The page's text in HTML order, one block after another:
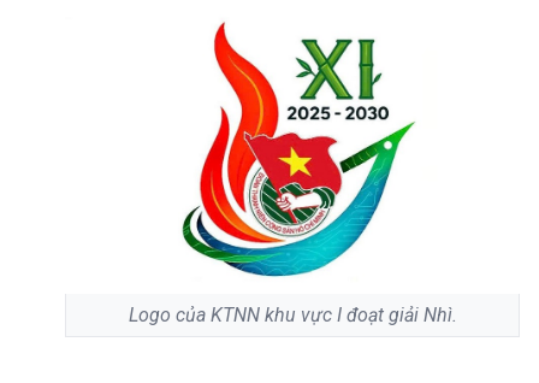
Logo của KTNN khu vực I đoạt giải Nhì.